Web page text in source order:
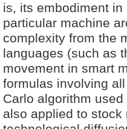
is, its embodiment
particular machine
complexity from the
languages (such as
movement in smart
formulas involving
Carlo algorithm
also applied to